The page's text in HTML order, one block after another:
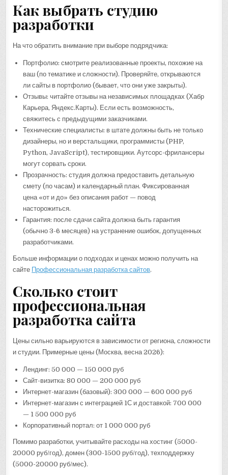
Как выбрать студию
разработки
На что обратить внимание при выборе подрядчика:
Портфолио: смотрите реализованные проекты, похожие на
ваш (по тематике и сложности). Проверяйте, открываются
ли сайты в портфолио (бывает, что они уже закрыты).
Отзывы: читайте отзывы на независимых площадках (Хабр
Карьера, Яндекс.Карты). Если есть возможность,
свяжитесь с предыдущими заказчиками.
Технические специалисты: в штате должны быть не только
дизайнеры, но и верстальщики, программисты (PHP,
Python, JavaScript), тестировщики. Аутсорс-фрилансеры
могут сорвать сроки.
Прозрачность: студия должна предоставить детальную
смету (по часам) и календарный план. Фиксированная
цена «от и до» без описания работ — повод
насторожиться.
Гарантия: после сдачи сайта должна быть гарантия
(обычно 3-6 месяцев) на устранение ошибок, допущенных
разработчиками.
Больше информации о подходах и ценах можно получить на
сайте Профессиональная разработка сайтов.
Сколько стоит
профессиональная
разработка сайта
Цены сильно варьируются в зависимости от региона, сложности
и студии. Примерные цены (Москва, весна 2026):
Лендинг: 50 000 — 150 000 руб
Сайт-визитка: 80 000 — 200 000 руб
Интернет-магазин (базовый): 300 000 — 600 000 руб
Интернет-магазин с интеграцией 1С и доставкой: 700 000
— 1 500 000 руб
Корпоративный портал: от 1 000 000 руб
Помимо разработки, учитывайте расходы на хостинг (5000-
20000 руб/год), домен (300-1500 руб/год), техподдержку
(5000-20000 руб/мес).